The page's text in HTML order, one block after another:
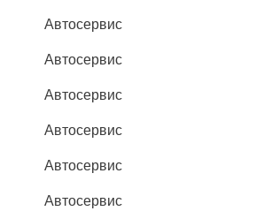
Автосервис
Автосервис
Автосервис
Автосервис
Автосервис
Автосервис